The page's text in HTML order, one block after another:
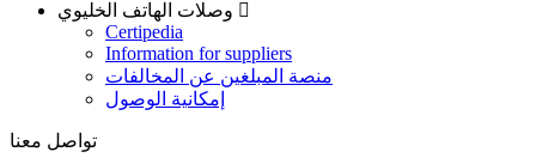
Certipedia
Information for suppliers
منصة المبلغين عن المخالفات
إمكانية الوصول
تواصل معنا